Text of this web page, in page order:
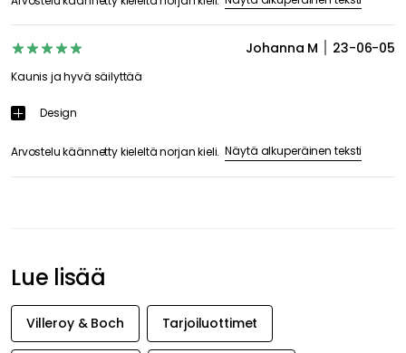
Johanna M 23-06-05
Kaunis ja hyvä säilyttää
Design
Arvostelu käännetty kieleltä norjan kieli. Näytä alkuperäinen teksti
Lue lisää
Villeroy & Boch Tarjoiluottimet